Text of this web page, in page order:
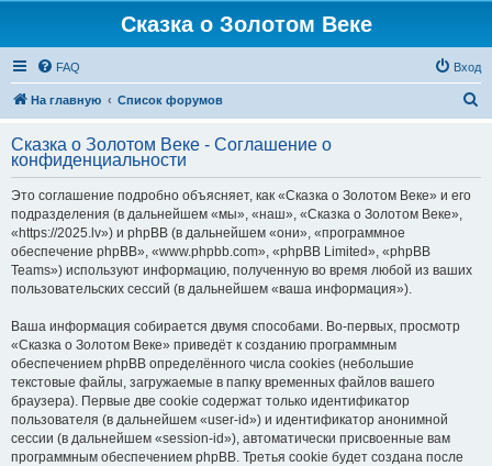
Сказка о Золотом Веке
FAQ Вход
На главную Список форумов
с
Сказка о Золотом Веке - Соглашение о
конфиденциальности
Это соглашение подробно объясняет, как «Сказка о Золотом Веке» и его
подразделения (в дальнейшем «мы», «наш», «Сказка о Золотом Веке»,
«https://2025.lv») и phpBB (в дальнейшем «они», «программное
обеспечение phpBB», «www.phpbb.com», «phpBB Limited», «phpBB
Teams») используют информацию, полученную во время любой из ваших
пользовательских сессий (в дальнейшем «ваша информация»).
Ваша информация собирается двумя способами. Во-первых, просмотр
«Сказка о Золотом Веке» приведёт к созданию программным
обеспечением phpBB определённого числа cookies (небольшие
текстовые файлы, загружаемые в папку временных файлов вашего
браузера). Первые две cookie содержат только идентификатор
пользователя (в дальнейшем «user-id») и идентификатор анонимной
сессии (в дальнейшем «session-id»), автоматически присвоенные вам
программным обеспечением phpBB. Третья cookie будет создана после